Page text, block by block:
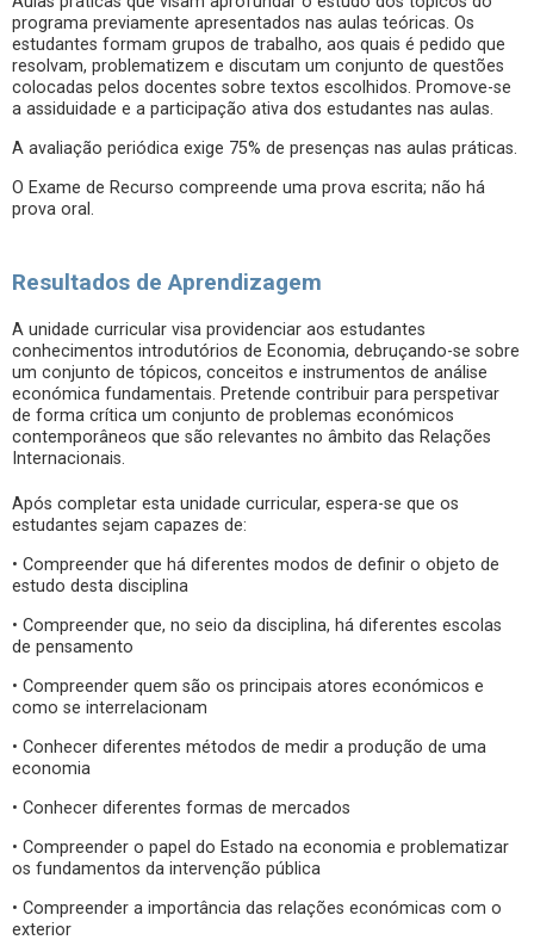
programa previamente apresentados nas aulas teóricas. Os
estudantes formam grupos de trabalho, aos quais é pedido que
resolvam, problematizem e discutam um conjunto de questões
colocadas pelos docentes sobre textos escolhidos. Promove-se
a assiduidade e a participação ativa dos estudantes nas aulas.
A avaliação periódica exige 75% de presenças nas aulas práticas.
O Exame de Recurso compreende uma prova escrita; não há
prova oral.
Resultados de Aprendizagem
A unidade curricular visa providenciar aos estudantes
conhecimentos introdutórios de Economia, debruçando-se sobre
um conjunto de tópicos, conceitos e instrumentos de análise
económica fundamentais. Pretende contribuir para perspetivar
de forma crítica um conjunto de problemas económicos
contemporâneos que são relevantes no âmbito das Relações
Internacionais.
Após completar esta unidade curricular, espera-se que os
estudantes sejam capazes de:
• Compreender que há diferentes modos de definir o objeto de
estudo desta disciplina
• Compreender que, no seio da disciplina, há diferentes escolas
de pensamento
• Compreender quem são os principais atores económicos e
como se interrelacionam
• Conhecer diferentes métodos de medir a produção de uma
economia
• Conhecer diferentes formas de mercados
• Compreender o papel do Estado na economia e problematizar
os fundamentos da intervenção pública
• Compreender a importância das relações económicas com o
exterior